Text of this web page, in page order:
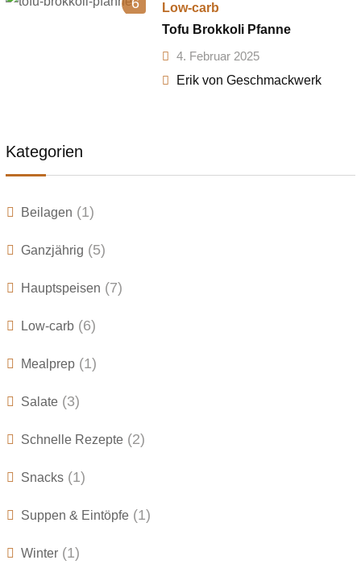
6
Low-carb
Tofu Brokkoli Pfanne
4. Februar 2025
Erik von Geschmackwerk
Kategorien
Beilagen (1)
Ganzjährig (5)
Hauptspeisen (7)
Low-carb (6)
Mealprep (1)
Salate (3)
Schnelle Rezepte (2)
Snacks (1)
Suppen & Eintöpfe (1)
Winter (1)